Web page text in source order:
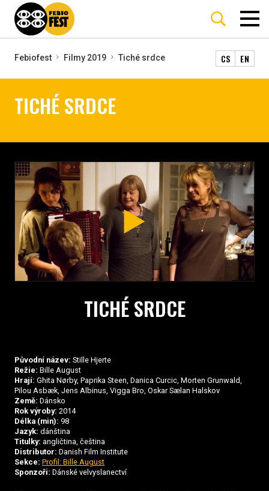
Febiofest Filmy 2019 Tiché srdce CS EN
TICHÉ SRDCE
TICHÉ SRDCE
Původní název: Stille Hjerte
Režie: Bille August
Hrají: Ghita Nørby, Paprika Steen, Danica Curcic, Morten Grunwald,
Pilou Asbæk, Jens Albinus, Vigga Bro, Oskar Sælan Halskov
Země: Dánsko
Rok výroby: 2014
Délka (min): 98
Jazyk: dánština
Titulky: angličtina, čeština
Distributor: Danish Film Institute
Sekce: Profil: Bille August
Sponzoři: Dánské velvyslanectví